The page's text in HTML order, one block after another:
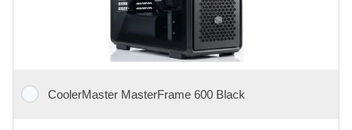
CoolerMaster MasterFrame 600 Black